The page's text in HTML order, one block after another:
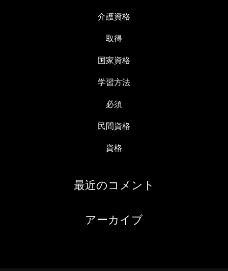
介護資格
取得
国家資格
学習方法
必須
民間資格
資格
最近のコメント
アーカイブ